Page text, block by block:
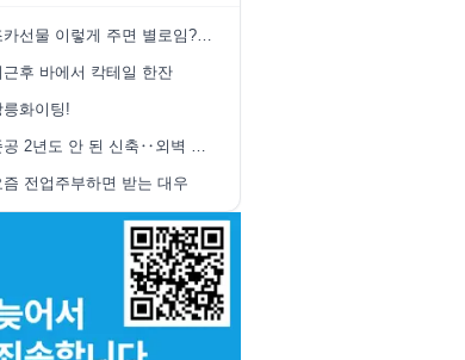
조카선물 이렇게 주면 별로임?(졸붕부모님 도움ㅜ)
근후 바에서 칵테일 한잔
릉화이팅!
준공 2년도 안 된 신축‥외벽 테라스 '와르르'
즘 전업주부하면 받는 대우